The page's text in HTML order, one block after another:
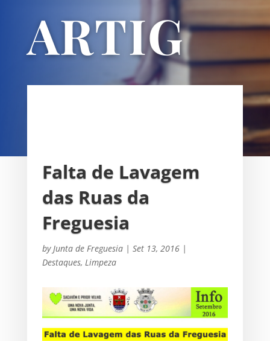
ARTIG
OS
Falta de Lavagem
das Ruas da
Freguesia
by Junta de Freguesia| Set 13, 2016|
Destaques, Limpeza